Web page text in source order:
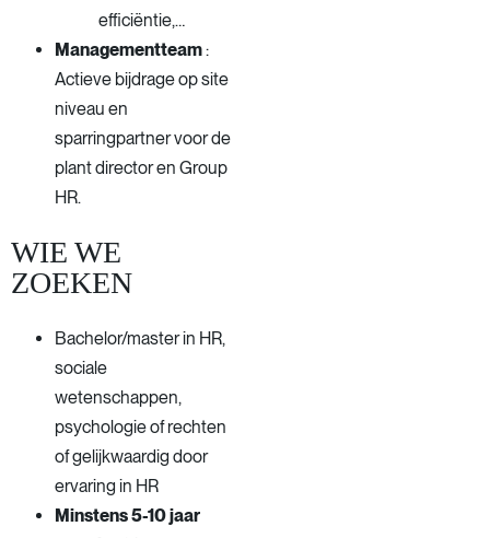
efficiëntie,…
Managementteam:
Actieve bijdrage op site
niveau en
sparringpartner voor de
plant director en Group
HR.
WIE WE
ZOEKEN
Bachelor/master in HR,
sociale
wetenschappen,
psychologie of rechten
of gelijkwaardig door
ervaring in HR
Minstens 5-10 jaar